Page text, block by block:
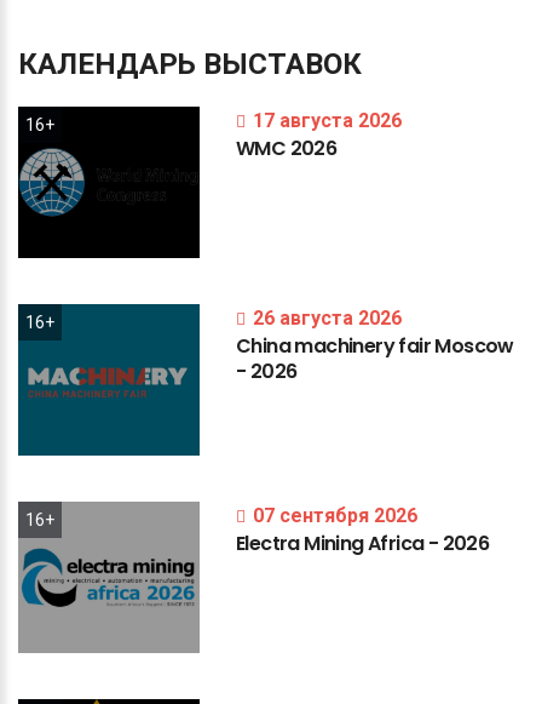
КАЛЕНДАРЬ ВЫСТАВОК
16+ 17 августа 2026
WMC 2026
16+ 26 августа 2026
ChinamachineryfairMoscow
- 2026
16+ 07 сентября 2026
ElectraMiningAfrica- 2026